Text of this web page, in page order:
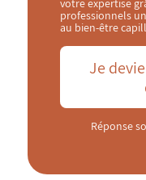
votre expertise
professionnels
au bien-être
Je
Réponse